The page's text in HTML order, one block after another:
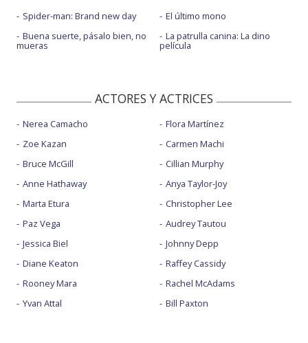
Spider-man: Brand new day
Buena suerte, pásalo bien, no
mueras
El último mono
La patrulla canina: La dino
película
ACTORES Y ACTRICES
Nerea Camacho
Zoe Kazan
Bruce McGill
Anne Hathaway
Marta Etura
Paz Vega
Jessica Biel
Diane Keaton
Rooney Mara
Yvan Attal
Flora Martínez
Carmen Machi
Cillian Murphy
Anya Taylor-Joy
Christopher Lee
Audrey Tautou
Johnny Depp
Raffey Cassidy
Rachel McAdams
Bill Paxton